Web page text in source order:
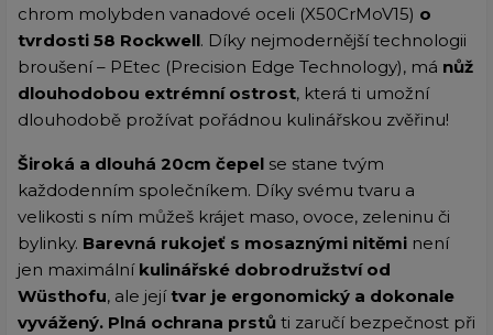
chrom molybden vanadové oceli (X50CrMoV15) o
tvrdosti 58 Rockwell. Díky nejmodernější technologii
broušení – PEtec (Precision Edge Technology), má nůž
dlouhodobou extrémní ostrost, která ti umožní
dlouhodobě prožívat pořádnou kulinářskou zvěřinu!
Široká a dlouhá 20cm čepel se stane tvým
každodenním společníkem. Díky svému tvaru a
velikosti s ním můžeš krájet maso, ovoce, zeleninu či
bylinky. Barevná rukojeť s mosaznými nitěmi není
jen maximální kulinářské dobrodružství od
Wüsthofu, ale jejítvar je ergonomický a dokonale
vyvážený. Plná ochrana prstů ti zaručí bezpečnost při